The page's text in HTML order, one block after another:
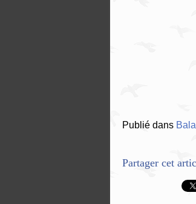
Publié dans
Partager cet